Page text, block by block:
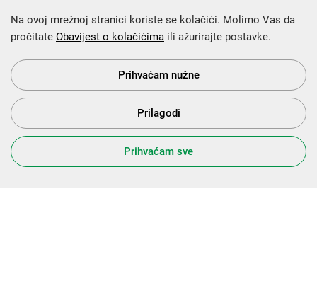
Krajnji primatelj financijskog instrumenta sufinanciranog iz
Europskog fonda za regionalni razvoj u sklopu Operativnog
programa „Konkurentnost i kohezija”.
s Vama od 2014. godine!
Na ovoj mrežnoj stranici koriste se kolačići. Molimo Vas da
pročitate Obavijest o kolačićima ili ažurirajte postavke.
Prihvaćam nužne
Prilagodi
Prihvaćam sve